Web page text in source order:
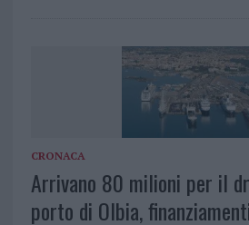
CRONACA
Arrivano 80 milioni per il
porto di Olbia,